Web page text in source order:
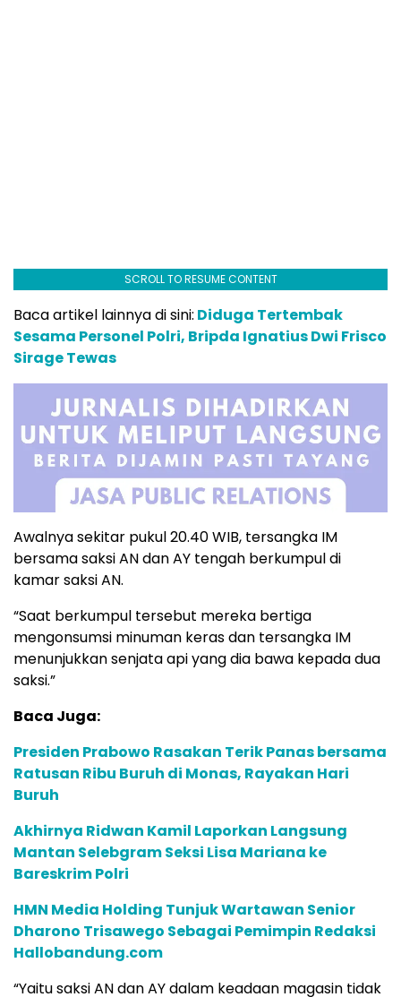
SCROLL TO RESUME CONTENT
Baca artikel lainnya di sini: Diduga Tertembak
Sesama Personel Polri, Bripda Ignatius Dwi Frisco
Sirage Tewas
Awalnya sekitar pukul 20.40 WIB, tersangka IM
bersama saksi AN dan AY tengah berkumpul di
kamar saksi AN.
“Saat berkumpul tersebut mereka bertiga
mengonsumsi minuman keras dan tersangka IM
menunjukkan senjata api yang dia bawa kepada dua
saksi.”
Baca Juga:
Presiden Prabowo Rasakan Terik Panas bersama
Ratusan Ribu Buruh di Monas, Rayakan Hari
Buruh
Akhirnya Ridwan Kamil Laporkan Langsung
Mantan Selebgram Seksi Lisa Mariana ke
Bareskrim Polri
HMN Media Holding Tunjuk Wartawan Senior
Dharono Trisawego Sebagai Pemimpin Redaksi
Hallobandung.com
“Yaitu saksi AN dan AY dalam keadaan magasin tidak